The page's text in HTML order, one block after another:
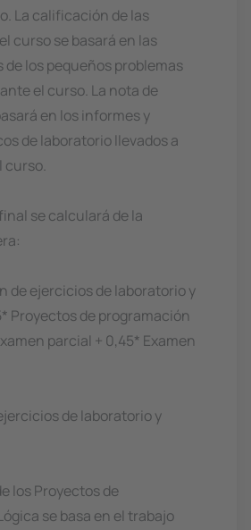
La calificación de las
curso se basará en las
los pequeños problemas
el curso. La nota de
en los informes y
de laboratorio llevados a
curso.
se calculará de la
de ejercicios de laboratorio y
Proyectos de programación
parcial + 0,45* Examen
de laboratorio y
los Proyectos de
se basa en el trabajo